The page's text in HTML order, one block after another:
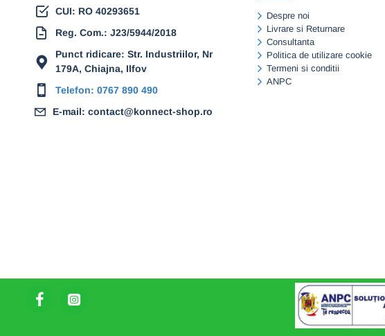
CUI: RO 40293651
Reg. Com.: J23/5944/2018
Punct ridicare: Str. Industriilor, Nr
179A, Chiajna, Ilfov
Telefon: 0767 890 490
E-mail: contact@konnect-shop.ro
Despre noi
Livrare si Returnare
Consultanta
Politica de utilizare cookie
Termeni si conditii
ANPC